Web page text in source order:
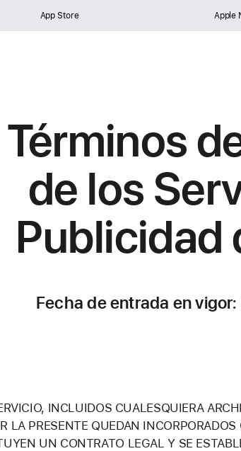
App Store Apple
Términos
de los
Publicidad
Fecha de entrada en vigor:
INCLUIDOS CUALESQUIERA
LA PRESENTE QUEDAN
UN CONTRATO LEGAL Y SE